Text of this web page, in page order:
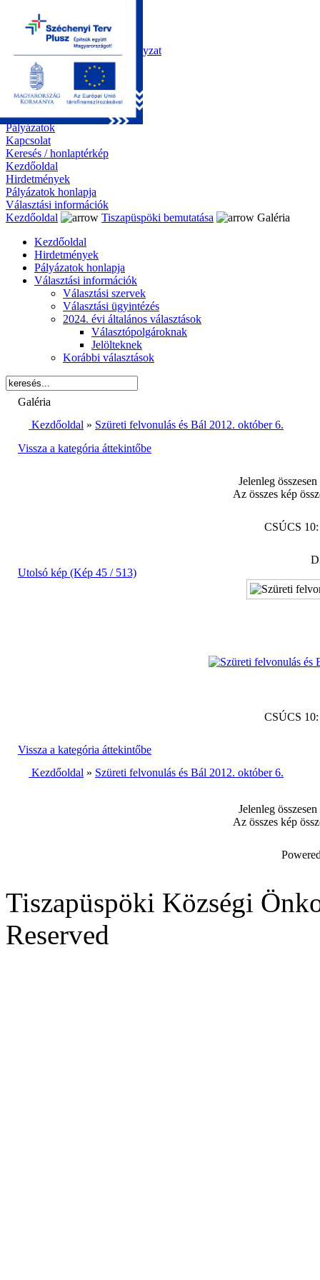
Kezdőoldal
Önkormányzat
Polgármesteri Hivatal
Roma Nemzetiségi Önkormányzat
Elektronikus ügyintézés
Közérdekű információk
Tiszapüspöki bemutatása
Galéria
Díjazottaink
Pályázatok
Kapcsolat
Keresés / honlaptérkép
Kezdőoldal
Hirdetmények
Pályázatok honlapja
Választási információk
Kezdőoldal
Tiszapüspöki bemutatása
Galéria
Kezdőoldal
Hirdetmények
Pályázatok honlapja
Választási információk
Választási szervek
Választási ügyintézés
2024. évi általános választások
Választópolgároknak
Jelölteknek
Korábbi választások
Galéria
Kezdőoldal » Szüreti felvonulás és Bál 2012. október 6.
Vissza a kategória áttekintőbe
Jelenleg
Az összes kép
CSÚCS
Utolsó kép (Kép 45 / 513)
CSÚCS
Vissza a kategória áttekintőbe
Kezdőoldal » Szüreti felvonulás és Bál 2012. október 6.
Jelenleg
Az összes kép
Tiszapüspöki Községi
Reserved